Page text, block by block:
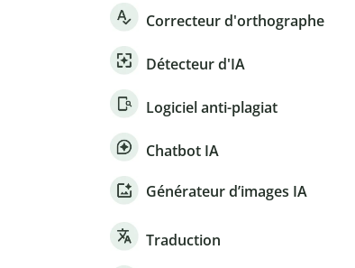
Correcteur d'orthographe
Détecteur d'IA
Logiciel anti-plagiat
Chatbot IA
Générateur d’images IA
Traduction